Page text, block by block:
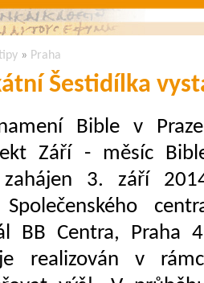
» Praha
Šestidílka
Bible v
Září - měsíc
3. září
BB Centra, Praha
realizován v